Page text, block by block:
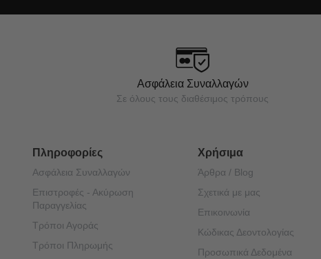
Ασφάλεια Συναλλαγών
Σε όλους τους διαθέσιμος τρόπους
Πληροφορίες
Ασφάλεια Συναλλαγών
Επιστροφές - Ακύρωση
Παραγγελίας
Τρόποι Αγοράς
Τρόποι Πληρωμής
Χρήσιμα
Άρθρα / Blog
Σχετικά με μας
Επικοινωνία
Κώδικας Δεοντολογίας
Προσωπικά Δεδομένα